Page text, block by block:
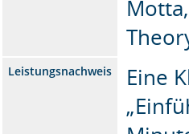
Leistungsnachweis
Eine